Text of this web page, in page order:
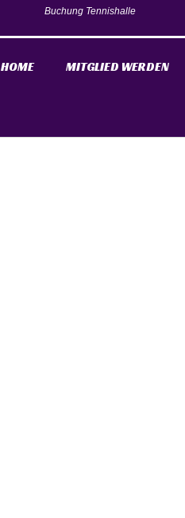
Buchung Tennishalle
HOME MITGLIED WERDEN